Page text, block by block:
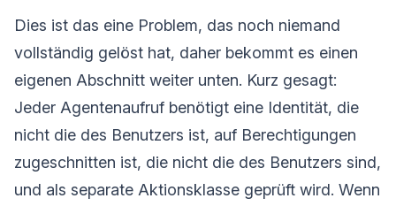
Dies ist das eine Problem, das noch niemand
vollständig gelöst hat, daher bekommt es einen
eigenen Abschnitt weiter unten. Kurz gesagt:
Jeder Agentenaufruf benötigt eine Identität, die
nicht die des Benutzers ist, auf Berechtigungen
zugeschnitten ist, die nicht die des Benutzers sind,
und als separate Aktionsklasse geprüft wird. Wenn